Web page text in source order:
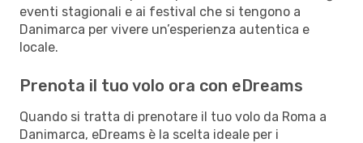
eventi stagionali e ai festival che si tengono a
Danimarca per vivere un’esperienza autentica e
locale.
Prenota il tuo volo ora con eDreams
Quando si tratta di prenotare il tuo volo da Roma a
Danimarca, eDreams è la scelta ideale per i